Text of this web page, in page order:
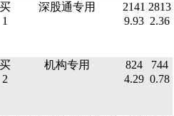
买
1
深股通专用
2141
9.93
2813
2.36
买
2
机构专用
824
4.29
744
0.78